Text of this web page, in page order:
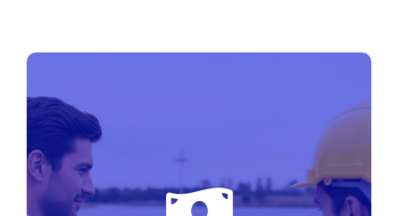
UN TEAM DI PROFESSIONISTI
DIETRO LA TECNOLOGIA, UNA
PIATTAFORMA SOLIDA, UN
OBIETTIVO CONDIVISO.
Siamo una piattaforma di
investimento al 100% del
FIEE